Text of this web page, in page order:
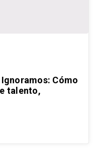
Cómo
talento,